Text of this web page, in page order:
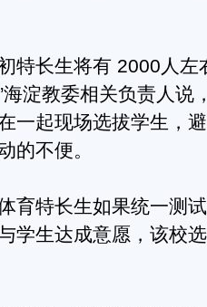
长生将有 2000人左
淀教委相关负责人说
一起现场选拔学生，
的不便。
特长生如果统一测试
学生达成意愿，该校